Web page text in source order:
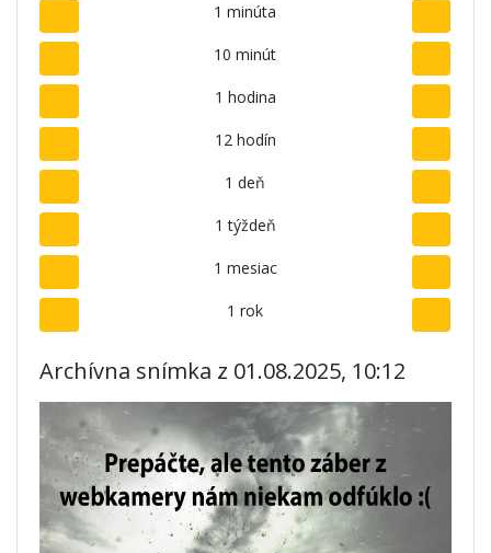
1 minúta
10 minút
1 hodina
12 hodín
1 deň
1 týždeň
1 mesiac
1 rok
Archívna snímka z 01.08.2025, 10:12